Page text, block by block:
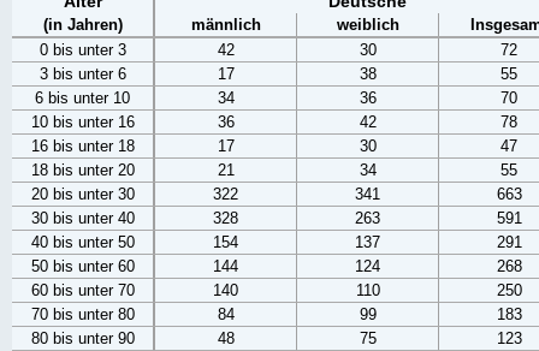
(in Jahren) männlich weiblich
0 bis unter 3
42 30
72
3 bis unter 6
17 38
55
6 bis unter 10
34 36
70
10 bis unter 16
36 42
78
16 bis unter 18
17 30
47
18 bis unter 20
21 34
55
20 bis unter 30
322 341
663
30 bis unter 40
328 263
591
40 bis unter 50
154 137
291
50 bis unter 60
144 124
268
60 bis unter 70
140 110
250
70 bis unter 80
84 99
183
80 bis unter 90
48 75
123